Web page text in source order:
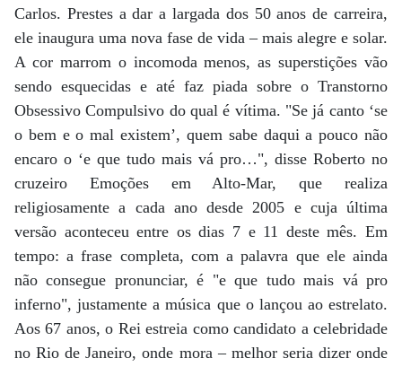
Carlos. Prestes a dar a largada dos 50 anos de carreira,
ele inaugura uma nova fase de vida – mais alegre e solar.
A cor marrom o incomoda menos, as superstições vão
sendo esquecidas e até faz piada sobre o Transtorno
Obsessivo Compulsivo do qual é vítima. "Se já canto ‘se
o bem e o mal existem’, quem sabe daqui a pouco não
encaro o ‘e que tudo mais vá pro…", disse Roberto no
cruzeiro Emoções em Alto-Mar, que realiza
religiosamente a cada ano desde 2005 e cuja última
versão aconteceu entre os dias 7 e 11 deste mês. Em
tempo: a frase completa, com a palavra que ele ainda
não consegue pronunciar, é "e que tudo mais vá pro
inferno", justamente a música que o lançou ao estrelato.
Aos 67 anos, o Rei estreia como candidato a celebridade
no Rio de Janeiro, onde mora – melhor seria dizer onde